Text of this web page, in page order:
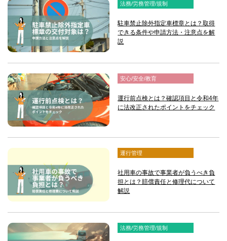
法務/労務管理/規制
駐車禁止除外指定車標章とは？取得
できる条件や申請方法・注意点を解
説
安心/安全/教育
運行前点検とは？確認項目と令和4年
に法改正されたポイントをチェック
運行管理
社用車の事故で事業者が負うべき負
担とは？賠償責任と修理代について
解説
法務/労務管理/規制